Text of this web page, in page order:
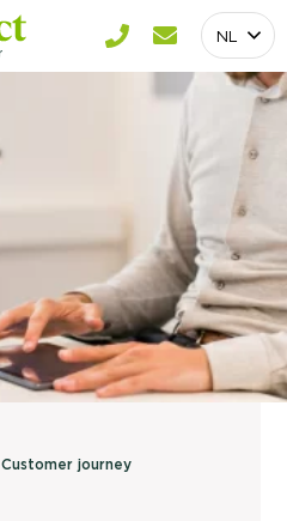
NL
Customer journey